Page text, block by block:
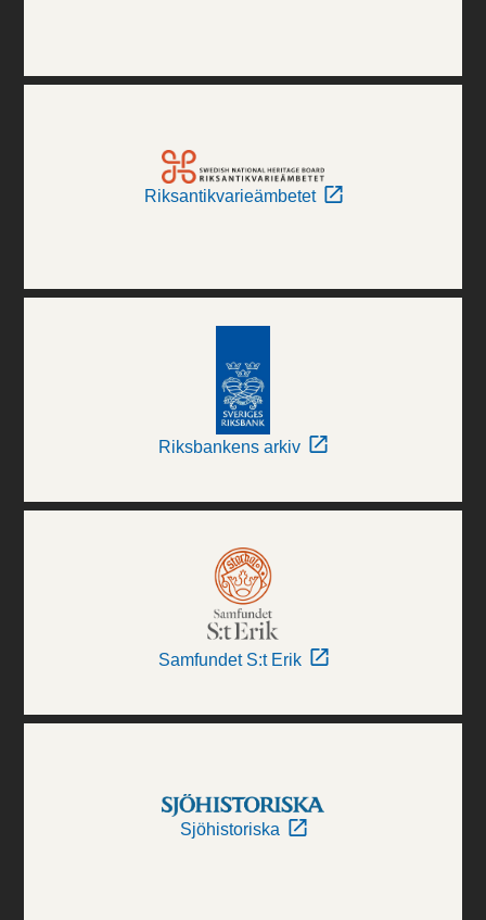
Riksantikvarieämbetet
Riksbankens arkiv
Samfundet S:t Erik
Sjöhistoriska